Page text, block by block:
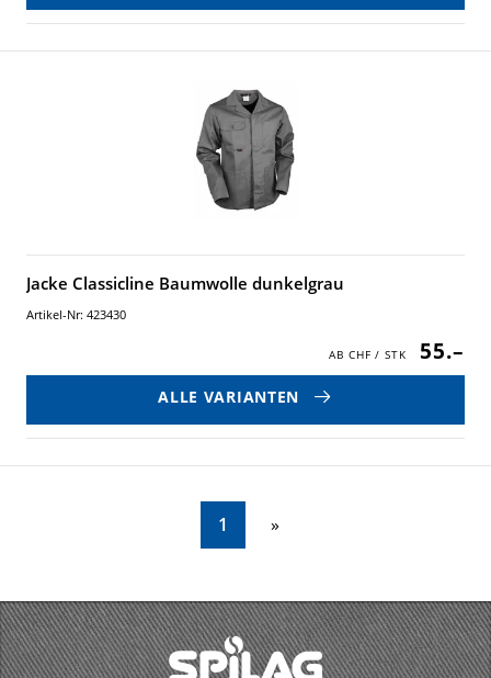
Jacke Classicline Baumwolle dunkelgrau
Artikel-Nr: 423430
55.–
ALLE VARIANTEN
1